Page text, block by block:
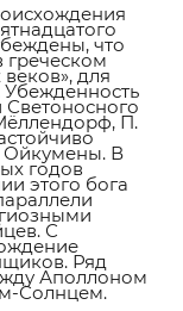
что
греческом
для
Убежденность
П.
Ойкумены. В
годов
этого бога
С
Ряд
Аполлоном
Солнцем.